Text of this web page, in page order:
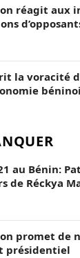
réagit aux
la voracité
au Bénin:
de Réckya
promet de
présidentiel